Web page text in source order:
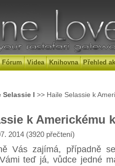
Fórum Videa Knihovna Přehled
Selassie I >> Haile Selassie k
k Americkému
2014 (3920 přečtení)
Vás zajímá, případně
teď já, vůdce jedné